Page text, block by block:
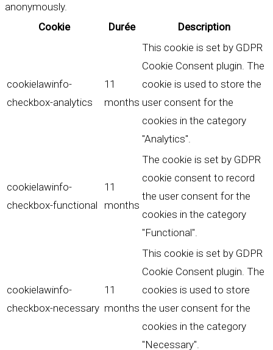
anonymously.
Cookie
Durée Description
cookielawinfo-
checkbox-analytics
11
months
This cookie is set by GDPR
Cookie Consent plugin. The
cookie is used to store the
user consent for the
cookies in the category
"Analytics".
cookielawinfo-
checkbox-functional
11
months
The cookie is set by GDPR
cookie consent to record
the user consent for the
cookies in the category
"Functional".
cookielawinfo-
checkbox-necessary
11
months
This cookie is set by GDPR
Cookie Consent plugin. The
cookies is used to store
the user consent for the
cookies in the category
"Necessary".